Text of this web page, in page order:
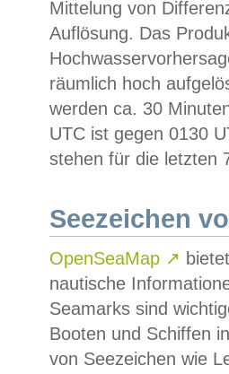
Mittelung von
Auflösung. Das
räumlich hoch
werden ca. 30
UTC ist gegen 0130
stehen für die letzten
Seezeichen
OpenSeaMap ↗
nautische
Seamarks sind
Booten und Schiffen
von Seezeichen wie